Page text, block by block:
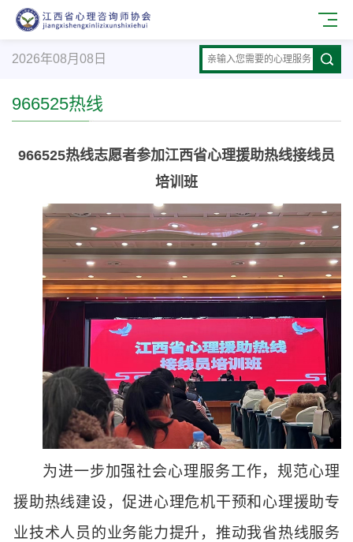
2026年08月08日
966525热线
966525热线志愿者参加江西省心理援助热线接线员
培训班
为进一步加强社会心理服务工作，规范心理
援助热线建设，促进心理危机干预和心理援助专
业技术人员的业务能力提升，推动我省热线服务